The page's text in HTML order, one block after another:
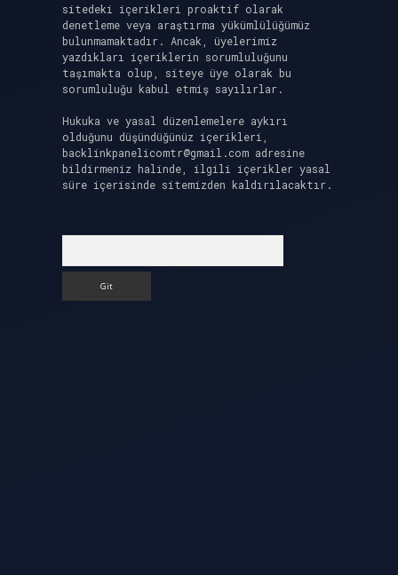
sitedeki içerikleri proaktif olarak
denetleme veya araştırma yükümlülüğümüz
bulunmamaktadır. Ancak, üyelerimiz
yazdıkları içeriklerin sorumluluğunu
taşımakta olup, siteye üye olarak bu
sorumluluğu kabul etmiş sayılırlar.
Hukuka ve yasal düzenlemelere aykırı
olduğunu düşündüğünüz içerikleri,
backlinkpanelicomtr@gmail.comadresine
bildirmeniz halinde, ilgili içerikler yasal
süre içerisinde sitemizden kaldırılacaktır.